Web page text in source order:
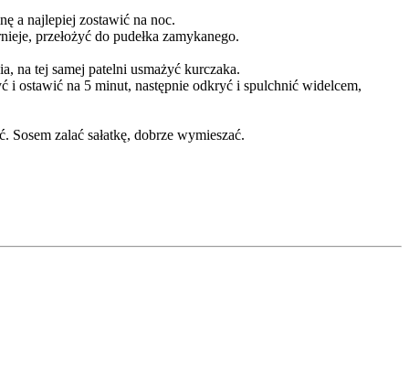
a najlepiej zostawić na noc.
przełożyć do pudełka zamykanego.
na tej samej patelni usmażyć kurczaka.
i ostawić na 5 minut, następnie odkryć i spulchnić widelcem,
zalać sałatkę, dobrze wymieszać.